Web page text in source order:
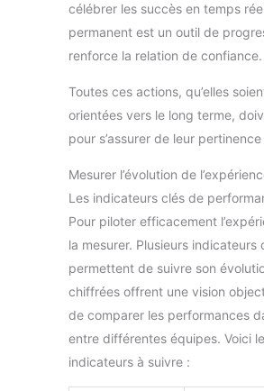
célébrer les succès en temps
permanent est un outil de
renforce la relation de confiance.
Toutes ces actions, qu’elles
orientées vers le long terme,
pour s’assurer de leur
Mesurer l’évolution de
Les indicateurs clés de
Pour piloter efficacement
la mesurer. Plusieurs indicateurs
permettent de suivre son
chiffrées offrent une vision
de comparer les performances
entre différentes équipes. Voici
indicateurs à suivre :